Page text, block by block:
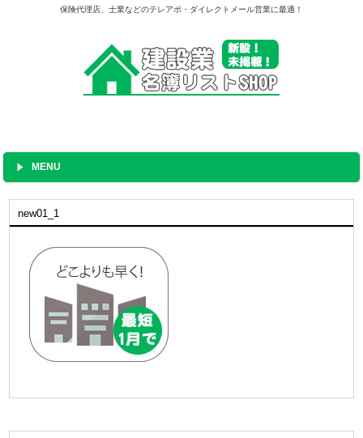
保険代理店、士業などのテレアポ・ダイレクトメール営業に最適！
MENU
new01_1